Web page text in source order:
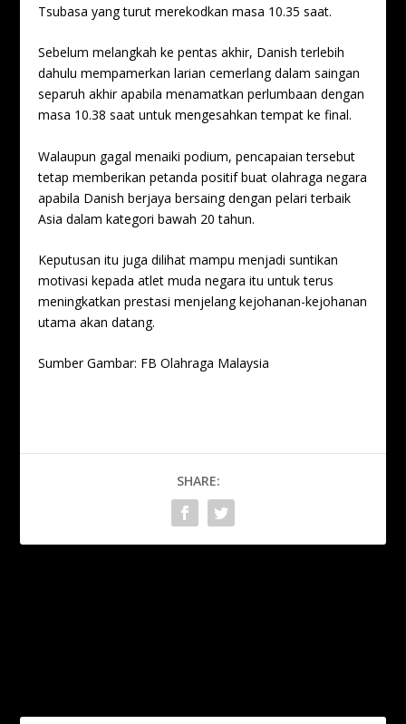
Tsubasa yang turut merekodkan masa 10.35 saat.
Sebelum melangkah ke pentas akhir, Danish terlebih
dahulu mempamerkan larian cemerlang dalam saingan
separuh akhir apabila menamatkan perlumbaan dengan
masa 10.38 saat untuk mengesahkan tempat ke final.
Walaupun gagal menaiki podium, pencapaian tersebut
tetap memberikan petanda positif buat olahraga negara
apabila Danish berjaya bersaing dengan pelari terbaik
Asia dalam kategori bawah 20 tahun.
Keputusan itu juga dilihat mampu menjadi suntikan
motivasi kepada atlet muda negara itu untuk terus
meningkatkan prestasi menjelang kejohanan-kejohanan
utama akan datang.
Sumber Gambar: FB Olahraga Malaysia
SHARE: